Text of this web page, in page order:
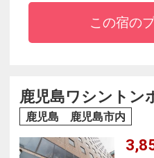
港からリムジンバスで
停」下車徒歩１分。「
この宿の
鹿児島ワシントン
鹿児島 鹿児島市内